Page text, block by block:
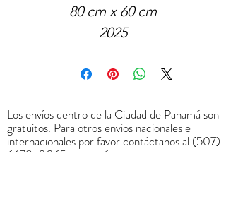
80 cm x 60 cm
2025
Los envíos dentro de la Ciudad de Panamá son
gratuitos. Para otros envíos nacionales e
internacionales por favor contáctanos al (507)
6678-0065 o a través de